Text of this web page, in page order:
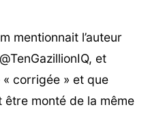
mentionnait l’auteur
et
« corrigée » et que
être monté de la même